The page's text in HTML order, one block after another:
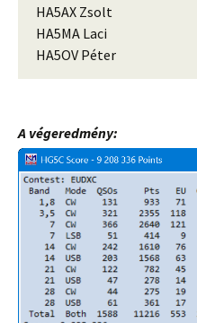
HA5AX Zsolt
HA5MA Laci
HA5OV Péter
A végeredmény: